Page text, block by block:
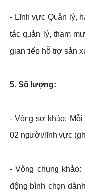
- Lĩnh vực Quản lý,
tác quản lý, tham
gian tiếp hỗ trợ sản
5. Số lượng:
- Vòng sơ khảo:
02 người/lĩnh vực
- Vòng chung
động bình chọn